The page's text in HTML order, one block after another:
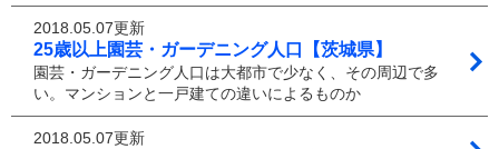
2018.05.07更新
25歳以上園芸・ガーデニング人口【茨城県】
園芸・ガーデニング人口は大都市で少なく、その周辺で多
い。マンションと一戸建ての違いによるものか
2018.05.07更新